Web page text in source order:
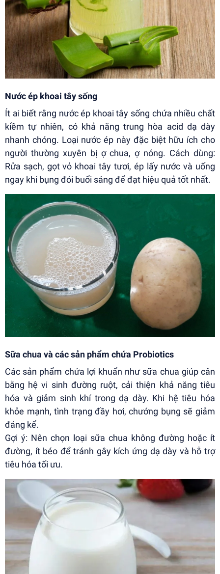
Nước ép khoai tây sống
Ít ai biết rằng nước ép khoai tây sống chứa nhiều chất
kiềm tự nhiên, có khả năng trung hòa acid dạ dày
nhanh chóng. Loại nước ép này đặc biệt hữu ích cho
người thường xuyên bị ợ chua, ợ nóng. Cách dùng:
Rửa sạch, gọt vỏ khoai tây tươi, ép lấy nước và uống
ngay khi bụng đói buổi sáng để đạt hiệu quả tốt nhất.
Sữa chua và các sản phẩm chứa Probiotics
Các sản phẩm chứa lợi khuẩn như sữa chua giúp cân
bằng hệ vi sinh đường ruột, cải thiện khả năng tiêu
hóa và giảm sinh khí trong dạ dày. Khi hệ tiêu hóa
khỏe mạnh, tình trạng đầy hơi, chướng bụng sẽ giảm
đáng kể.
Gợi ý: Nên chọn loại sữa chua không đường hoặc ít
đường, ít béo để tránh gây kích ứng dạ dày và hỗ trợ
tiêu hóa tối ưu.